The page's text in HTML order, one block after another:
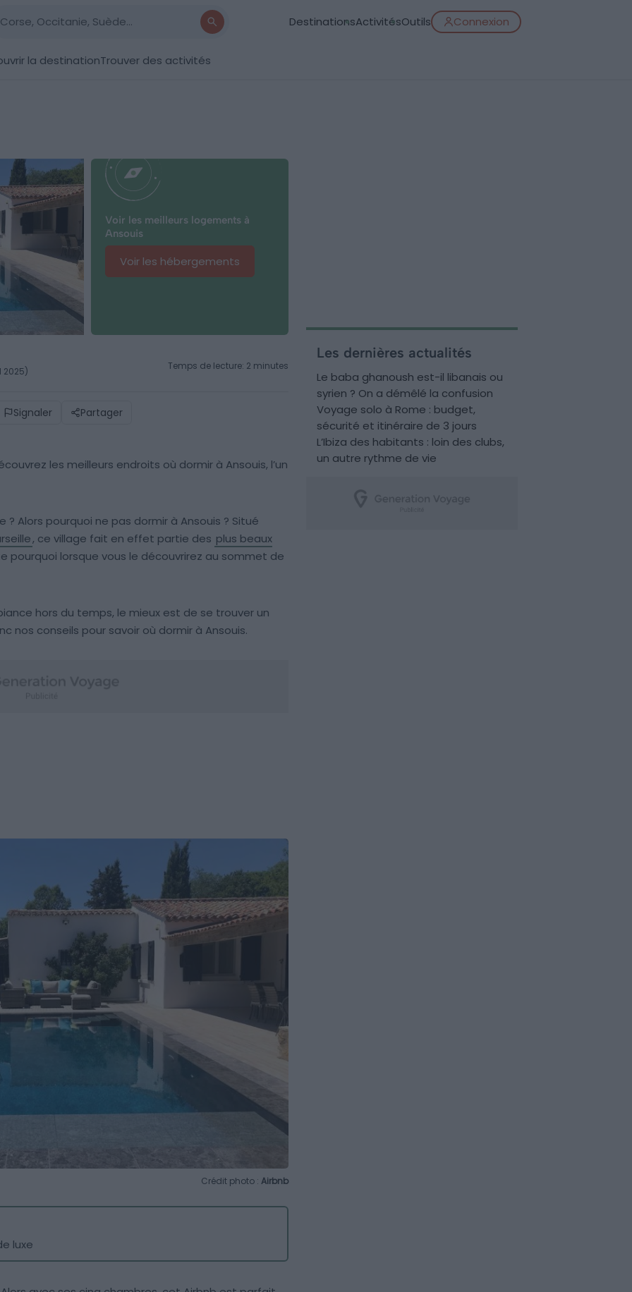
DestinationsActivitésOutils Connexion
la destinationTrouver des activités
Voir les meilleurs logements à
Ansouis
Voir les hébergements
2025) Temps de lecture: 2 minutes
Signaler Partager
les meilleurs endroits où dormir à Ansouis, l’un
Alors pourquoi ne pas dormir à Ansouis ? Situé
, ce village fait en effet partie des plus beaux
pourquoi lorsque vous le découvrirez au sommet de
hors du temps, le mieux est de se trouver un
nos conseils pour savoir où dormir à Ansouis.
Crédit photo : Airbnb
luxe
Les dernières actualités
Le baba ghanoush est-il libanais ou
syrien ? On a démêlé la confusion
Voyage solo à Rome : budget,
sécurité et itinéraire de 3 jours
L’Ibiza des habitants : loin des clubs,
un autre rythme de vie